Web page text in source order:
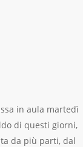
in aula martedì
di questi giorni,
da più parti, dal